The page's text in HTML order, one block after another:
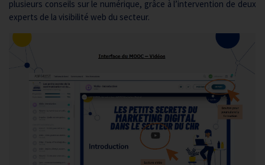
plusieurs conseils sur le numérique, grâce à l’intervention de deux
experts de la visibilité web du secteur.